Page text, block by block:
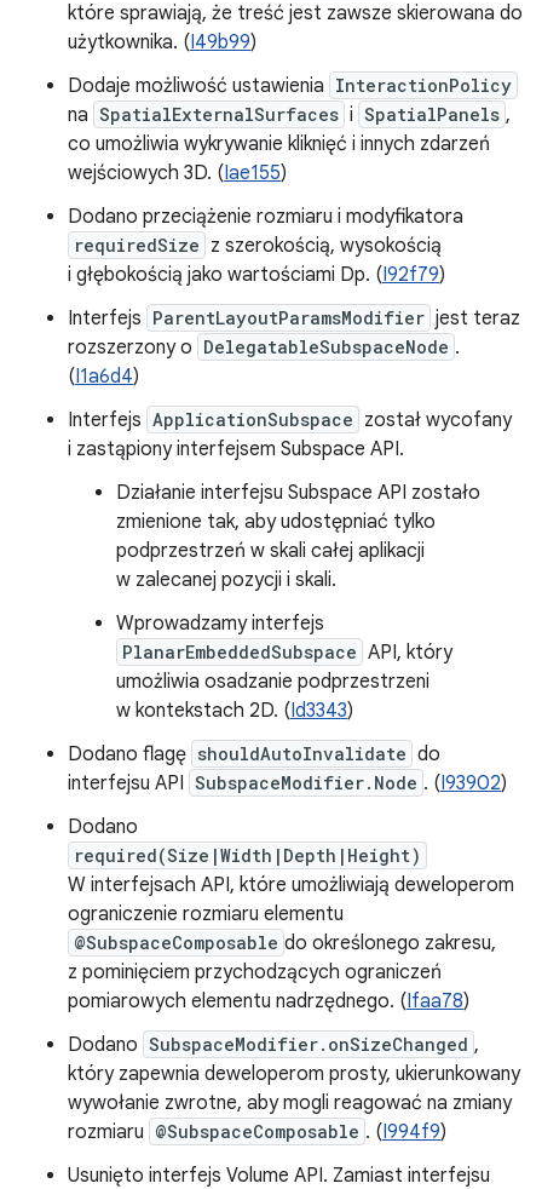
które sprawiają, że treść jest zawsze skierowana do
użytkownika. (I49b99)
Dodaje możliwość ustawienia InteractionPolicy
na SpatialExternalSurfaces i SpatialPanels ,
co umożliwia wykrywanie kliknięć i innych zdarzeń
wejściowych 3D. (Iae155)
Dodano przeciążenie rozmiaru i modyfikatora
requiredSize z szerokością, wysokością
i głębokością jako wartościami Dp. (I92f79)
Interfejs ParentLayoutParamsModifier jest teraz
rozszerzony o DelegatableSubspaceNode .
(I1a6d4)
Interfejs ApplicationSubspace został wycofany
i zastąpiony interfejsem Subspace API.
Działanie interfejsu Subspace API zostało
zmienione tak, aby udostępniać tylko
podprzestrzeń w skali całej aplikacji
w zalecanej pozycji i skali.
Wprowadzamy interfejs
PlanarEmbeddedSubspace API, który
umożliwia osadzanie podprzestrzeni
w kontekstach 2D. (Id3343)
Dodano flagę shouldAutoInvalidate do
interfejsu API SubspaceModifier.Node . (I93902)
Dodano
required(Size|Width|Depth|Height)
W interfejsach API, które umożliwiają deweloperom
ograniczenie rozmiaru elementu
@SubspaceComposable do określonego zakresu,
z pominięciem przychodzących ograniczeń
pomiarowych elementu nadrzędnego. (Ifaa78)
Dodano SubspaceModifier.onSizeChanged ,
który zapewnia deweloperom prosty, ukierunkowany
wywołanie zwrotne, aby mogli reagować na zmiany
rozmiaru @SubspaceComposable . (I994f9)
Usunięto interfejs Volume API. Zamiast interfejsu